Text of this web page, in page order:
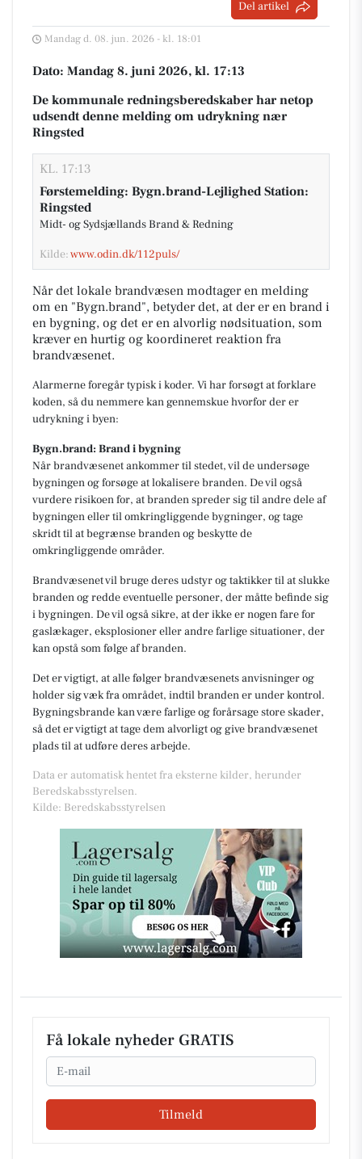
Del artikel
Mandag d. 08. jun. 2026 - kl. 18:01
Dato: Mandag 8. juni 2026, kl. 17:13
De kommunale redningsberedskaber har netop
udsendt denne melding om udrykning nær
Ringsted
KL. 17:13
Førstemelding: Bygn.brand-Lejlighed Station:
Ringsted
Midt- og Sydsjællands Brand & Redning
Kilde:www.odin.dk/112puls/
Når det lokale brandvæsen modtager en melding
om en "Bygn.brand", betyder det, at der er en brand i
en bygning, og det er en alvorlig nødsituation, som
kræver en hurtig og koordineret reaktion fra
brandvæsenet.
Alarmerne foregår typisk i koder. Vi har forsøgt at forklare
koden, så du nemmere kan gennemskue hvorfor der er
udrykning i byen:
Bygn.brand: Brand i bygning
Når brandvæsenet ankommer til stedet, vil de undersøge
bygningen og forsøge at lokalisere branden. De vil også
vurdere risikoen for, at branden spreder sig til andre dele af
bygningen eller til omkringliggende bygninger, og tage
skridt til at begrænse branden og beskytte de
omkringliggende områder.
Brandvæsenet vil bruge deres udstyr og taktikker til at slukke
branden og redde eventuelle personer, der måtte befinde sig
i bygningen. De vil også sikre, at der ikke er nogen fare for
gaslækager, eksplosioner eller andre farlige situationer, der
kan opstå som følge af branden.
Det er vigtigt, at alle følger brandvæsenets anvisninger og
holder sig væk fra området, indtil branden er under kontrol.
Bygningsbrande kan være farlige og forårsage store skader,
så det er vigtigt at tage dem alvorligt og give brandvæsenet
plads til at udføre deres arbejde.
Data er automatisk hentet fra eksterne kilder, herunder
Beredskabsstyrelsen.
Kilde: Beredskabsstyrelsen
Få lokale nyheder GRATIS
Email
Tilmeld